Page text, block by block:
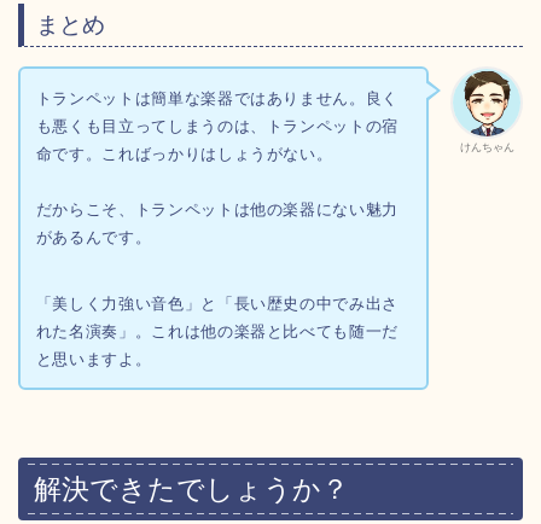
まとめ
けんちゃん
トランペットは簡単な楽器ではありません。良く
も悪くも目立ってしまうのは、トランペットの宿
命です。こればっかりはしょうがない。
だからこそ、トランペットは他の楽器にない魅力
があるんです。
「美しく力強い音色」と「長い歴史の中でみ出さ
れた名演奏」。これは他の楽器と比べても随一だ
と思いますよ。
解決できたでしょうか？